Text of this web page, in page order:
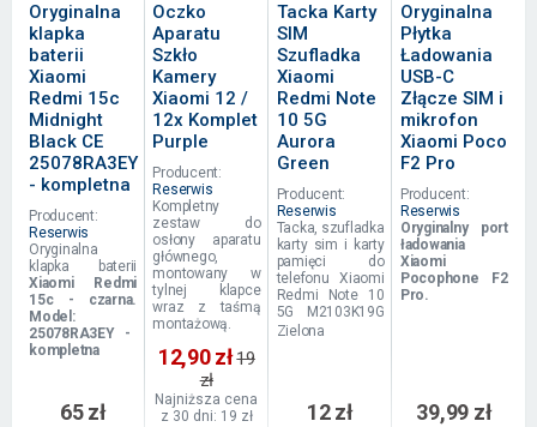
Oryginalna
klapka
baterii
Xiaomi
Redmi 15c
Midnight
Black CE
25078RA3EY
- kompletna
Producent:
Reserwis
Oryginalna
klapka baterii
Xiaomi
Redmi
15c- czarna.
Model:
25078RA3EY -
kompletna
65 zł
Oczko
Aparatu
Szkło
Kamery
Xiaomi 12 /
12x Komplet
Purple
Producent:
Reserwis
Kompletny
zestaw do
osłony aparatu
głównego,
montowany w
tylnej klapce
wraz z taśmą
montażową.
12,90 zł19
zł
Najniższa cena
z 30 dni: 19 zł
Tacka Karty
SIM
Szufladka
Xiaomi
Redmi Note
10 5G
Aurora
Green
Producent:
Reserwis
Tacka, szufladka
karty sim i karty
pamięci do
telefonu Xiaomi
Redmi Note 10
5G M2103K19G
Zielona
12 zł
Oryginalna
Płytka
Ładowania
USB-C
Złącze SIM i
mikrofon
Xiaomi Poco
F2 Pro
Producent:
Reserwis
Oryginalny port
ładowania
Xiaomi
Pocophone F2
Pro.
39,99 zł